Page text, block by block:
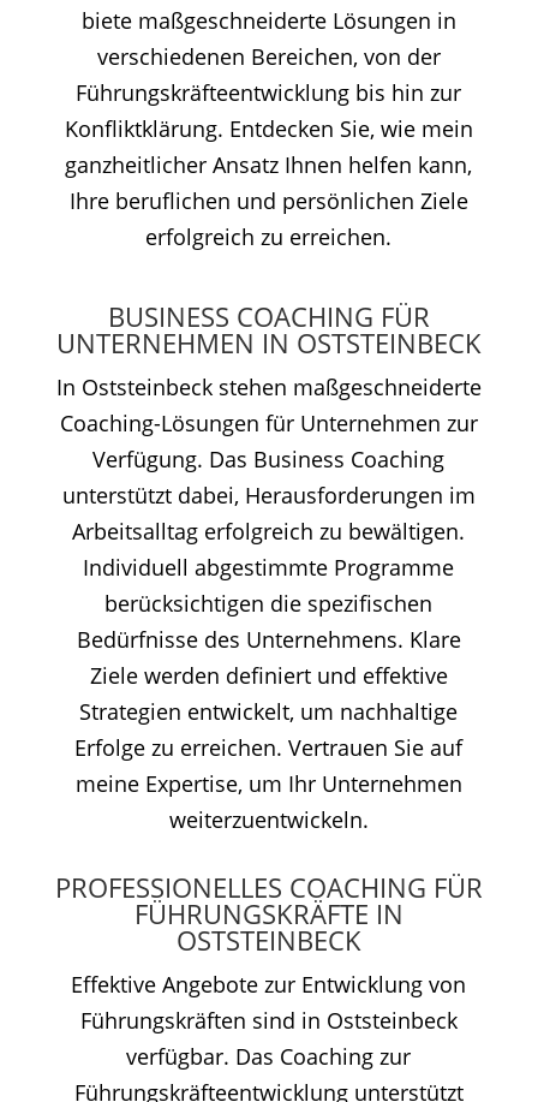
biete maßgeschneiderte Lösungen in
verschiedenen Bereichen, von der
Führungskräfteentwicklung bis hin zur
Konfliktklärung. Entdecken Sie, wie mein
ganzheitlicher Ansatz Ihnen helfen kann,
Ihre beruflichen und persönlichen Ziele
erfolgreich zu erreichen.
BUSINESS COACHING FÜR
UNTERNEHMEN IN OSTSTEINBECK
In Oststeinbeck stehen maßgeschneiderte
Coaching-Lösungen für Unternehmen zur
Verfügung. Das Business Coaching
unterstützt dabei, Herausforderungen im
Arbeitsalltag erfolgreich zu bewältigen.
Individuell abgestimmte Programme
berücksichtigen die spezifischen
Bedürfnisse des Unternehmens. Klare
Ziele werden definiert und effektive
Strategien entwickelt, um nachhaltige
Erfolge zu erreichen. Vertrauen Sie auf
meine Expertise, um Ihr Unternehmen
weiterzuentwickeln.
PROFESSIONELLES COACHING FÜR
FÜHRUNGSKRÄFTE IN
OSTSTEINBECK
Effektive Angebote zur Entwicklung von
Führungskräften sind in Oststeinbeck
verfügbar. Das Coaching zur
Führungskräfteentwicklung unterstützt